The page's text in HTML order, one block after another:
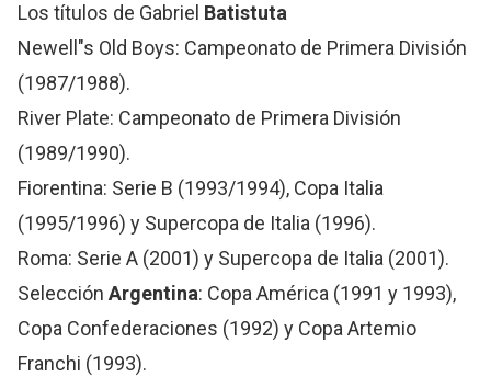
Los títulos de Gabriel Batistuta
Newell"s Old Boys: Campeonato de Primera División
(1987/1988).
River Plate: Campeonato de Primera División
(1989/1990).
Fiorentina: Serie B (1993/1994), Copa Italia
(1995/1996) y Supercopa de Italia (1996).
Roma: Serie A (2001) y Supercopa de Italia (2001).
Selección Argentina: Copa América (1991 y 1993),
Copa Confederaciones (1992) y Copa Artemio
Franchi (1993).